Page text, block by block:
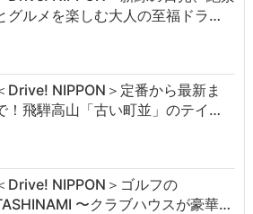
グルメを楽しむ大人の至福ドラ…
Drive! NIPPON＞定番から最新ま
！飛騨高山「古い町並」のテイ…
Drive! NIPPON＞ゴルフの
〜クラブハウスが豪華…